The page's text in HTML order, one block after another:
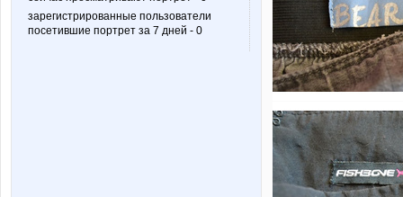
зарегистрированные пользователи
посетившие портрет за 7 дней - 0